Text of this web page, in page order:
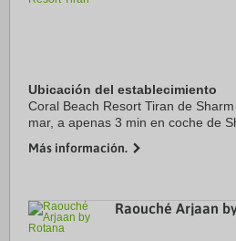
Ubicación del establecimiento
Coral Beach Resort Tiran de
mar, a apenas 3 min en coche de
de 4 estrellas se encuentra a 13,9
Más información.
Raouché Arjaan